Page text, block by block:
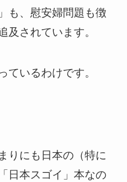
も、慰安婦問題も徴
及されています。
ているわけです。
りにも日本の（特に
日本スゴイ」本なの